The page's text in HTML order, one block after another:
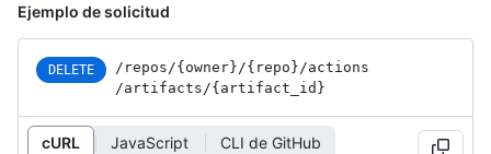
Ejemplo de solicitud
DELETE /repos /{owner} /{repo} /actions
/artifacts /{artifact_ id}
cURL JavaScript CLI de GitHub